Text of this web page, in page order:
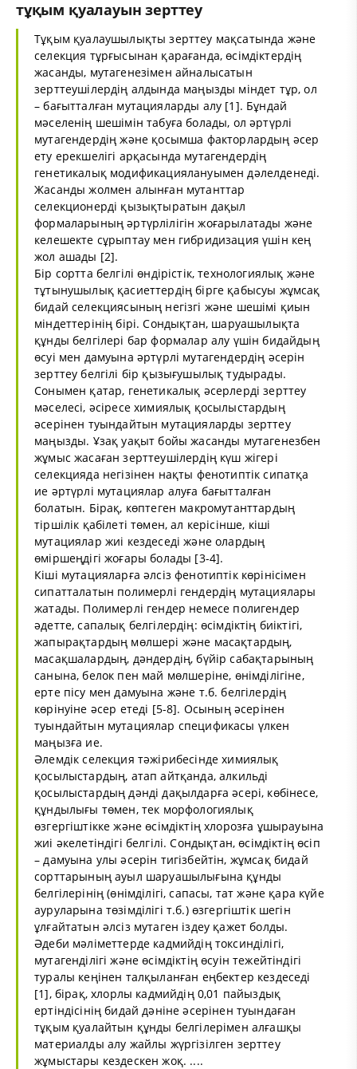
тұқым қуалауын зерттеу
Тұқым қуалаушылықты зерттеу мақсатында және
селекция тұрғысынан қарағанда, өсімдіктердің
жасанды, мутагенезімен айналысатын
зерттеушілердің алдында маңызды міндет тұр, ол
– бағытталған мутацияларды алу [1]. Бұндай
мәселенің шешімін табуға болады, ол әртүрлі
мутагендердің және қосымша факторлардың әсер
ету ерекшелігі арқасында мутагендердің
генетикалық модификациялануымен дәлелденеді.
Жасанды жолмен алынған мутанттар
селекционерді қызықтыратын дақыл
формаларының әртүрлілігін жоғарылатады және
келешекте сұрыптау мен гибридизация үшін кең
жол ашады [2].
Бір сортта белгілі өндірістік, технологиялық және
тұтынушылық қасиеттердің бірге қабысуы жұмсақ
бидай селекциясының негізгі және шешімі қиын
міндеттерінің бірі. Сондықтан, шаруашылықта
құнды белгілері бар формалар алу үшін бидайдың
өсуі мен дамуына әртүрлі мутагендердің әсерін
зерттеу белгілі бір қызығушылық тудырады.
Сонымен қатар, генетикалық әсерлерді зерттеу
мәселесі, әсіресе химиялық қосылыстардың
әсерінен туындайтын мутацияларды зерттеу
маңызды. Ұзақ уақыт бойы жасанды мутагенезбен
жұмыс жасаған зерттеушілердің күш жігері
селекцияда негізінен нақты фенотиптік сипатқа
ие әртүрлі мутациялар алуға бағытталған
болатын. Бірақ, көптеген макромутанттардың
тіршілік қабілеті төмен, ал керісінше, кіші
мутациялар жиі кездеседі және олардың
өміршеңдігі жоғары болады [3-4].
Кіші мутацияларға әлсіз фенотиптік көрінісімен
сипатталатын полимерлі гендердің мутациялары
жатады. Полимерлі гендер немесе полигендер
әдетте, сапалық белгілердің: өсімдіктің биіктігі,
жапырақтардың мөлшері және масақтардың,
масақшалардың, дәндердің, бүйір сабақтарының
санына, белок пен май мөлшеріне, өнімділігіне,
ерте пісу мен дамуына және т.б. белгілердің
көрінуіне әсер етеді [5-8]. Осының әсерінен
туындайтын мутациялар спецификасы үлкен
маңызға ие.
Әлемдік селекция тәжірибесінде химиялық
қосылыстардың, атап айтқанда, алкильді
қосылыстардың дәнді дақылдарға әсері, көбінесе,
құндылығы төмен, тек морфологиялық
өзгергіштікке және өсімдіктің хлорозға ұшырауына
жиі әкелетіндігі белгілі. Сондықтан, өсімдіктің өсіп
– дамуына улы әсерін тигізбейтін, жұмсақ бидай
сорттарының ауыл шаруашылығына құнды
белгілерінің (өнімділігі, сапасы, тат және қара күйе
ауруларына төзімділігі т.б.) өзгергіштік шегін
ұлғайтатын әлсіз мутаген іздеу қажет болды.
Әдеби мәліметтерде кадмийдің токсинділігі,
мутагенділігі және өсімдіктің өсуін тежейтіндігі
туралы кеңінен талқыланған еңбектер кездеседі
[1], бірақ, хлорлы кадмийдің 0,01 пайыздық
ертіндісінің бидай дәніне әсерінен туындаған
тұқым қуалайтын құнды белгілерімен алғашқы
материалды алу жайлы жүргізілген зерттеу
жұмыстары кездескен жоқ. ....